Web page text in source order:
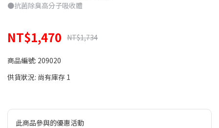
●抗菌除臭高分子吸收體
NT$1,470 NT$1,734
商品編號: 209020
供貨狀況: 尚有庫存 1
此商品參與的優惠活動